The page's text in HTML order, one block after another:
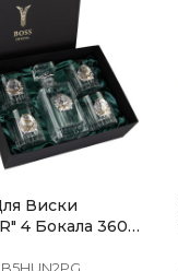
Виски
4 Бокала 360